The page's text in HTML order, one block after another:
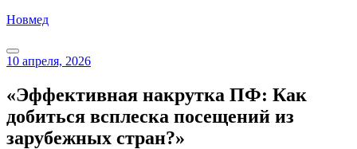
Перейти
содержимому
Новмед
10 апреля, 2026
«Эффективная накрутка ПФ: Как
добиться всплеска посещений из
зарубежных стран?»